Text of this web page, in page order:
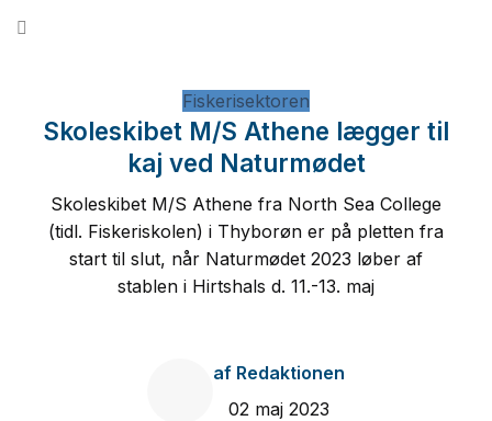
Fiskerisektoren
Skoleskibet M/S Athene lægger til
kaj ved Naturmødet
Skoleskibet M/S Athene fra North Sea College
(tidl. Fiskeriskolen) i Thyborøn er på pletten fra
start til slut, når Naturmødet 2023 løber af
stablen i Hirtshals d. 11.-13. maj
af Redaktionen
02 maj 2023